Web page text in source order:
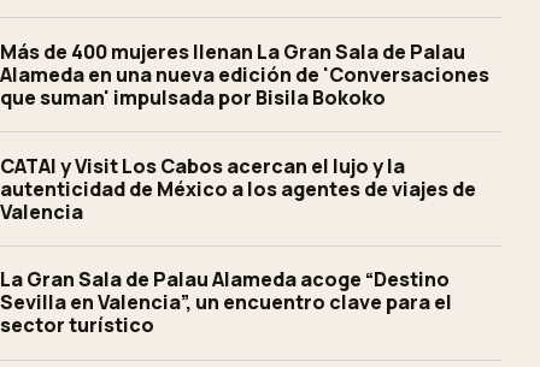
Más de 400 mujeres llenan La Gran Sala de Palau
Alameda en una nueva edición de 'Conversaciones
que suman' impulsada por Bisila Bokoko
CATAI y Visit Los Cabos acercan el lujo y la
autenticidad de México a los agentes de viajes de
Valencia
La Gran Sala de Palau Alameda acoge “Destino
Sevilla en Valencia”, un encuentro clave para el
sector turístico